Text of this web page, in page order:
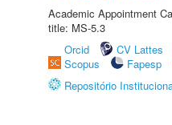
Academic Appointment
title: MS-5.3
Orcid
CV Lattes
Scopus
Fapesp
Repositório